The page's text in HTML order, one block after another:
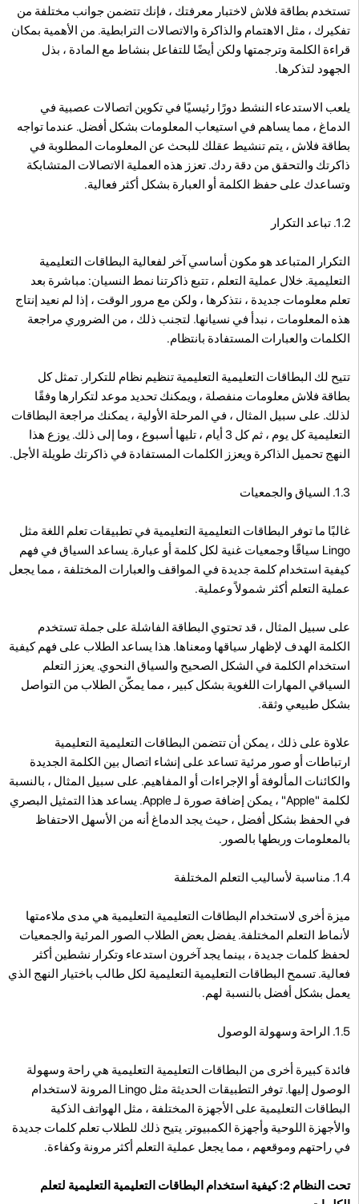
تستخدم بطاقة فلاش لاختبار معرفتك ، فإنك تتضمن جوانب مختلفة من
تفكيرك ، مثل الاهتمام والذاكرة والاتصالات الترابطية. من الأهمية بمكان
قراءة الكلمة وترجمتها ولكن أيضًا للتفاعل بنشاط مع المادة ، بذل
الجهود لتذكرها.
يلعب الاستدعاء النشط دورًا رئيسيًا في تكوين اتصالات عصبية في
الدماغ ، مما يساهم في استيعاب المعلومات بشكل أفضل. عندما تواجه
بطاقة فلاش ، يتم تنشيط عقلك للبحث عن المعلومات المطلوبة في
ذاكرتك والتحقق من دقة ردك. تعزز هذه العملية الاتصالات المتشابكة
وتساعدك على حفظ الكلمة أو العبارة بشكل أكثر فعالية.
1.2. تباعد التكرار
التكرار المتباعد هو مكون أساسي آخر لفعالية البطاقات التعليمية
التعليمية. خلال عملية التعلم ، تتبع ذاكرتنا نمط النسيان: مباشرة بعد
تعلم معلومات جديدة ، نتذكرها ، ولكن مع مرور الوقت ، إذا لم نعيد إنتاج
هذه المعلومات ، نبدأ في نسيانها. لتجنب ذلك ، من الضروري مراجعة
الكلمات والعبارات المستفادة بانتظام.
تتيح لك البطاقات التعليمية التعليمية تنظيم نظام للتكرار. تمثل كل
بطاقة فلاش معلومات منفصلة ، ويمكنك تحديد موعد لتكرارها وفقًا
لذلك. على سبيل المثال ، في المرحلة الأولية ، يمكنك مراجعة البطاقات
التعليمية كل يوم ، ثم كل 3 أيام ، تليها أسبوع ، وما إلى ذلك. يوزع هذا
النهج تحميل الذاكرة ويعزز الكلمات المستفادة في ذاكرتك طويلة الأجل.
1.3. السياق والجمعيات
غالبًا ما توفر البطاقات التعليمية التعليمية في تطبيقات تعلم اللغة مثل
Lingo سياقًا وجمعيات غنية لكل كلمة أو عبارة. يساعد السياق في فهم
كيفية استخدام كلمة جديدة في المواقف والعبارات المختلفة ، مما يجعل
عملية التعلم أكثر شمولاً وعملية.
على سبيل المثال ، قد تحتوي البطاقة الفاشلة على جملة تستخدم
الكلمة الهدف لإظهار سياقها ومعناها. هذا يساعد الطلاب على فهم كيفية
استخدام الكلمة في الشكل الصحيح والسياق النحوي. يعزز التعلم
السياقي المهارات اللغوية بشكل كبير ، مما يمكّن الطلاب من التواصل
بشكل طبيعي وثقة.
علاوة على ذلك ، يمكن أن تتضمن البطاقات التعليمية التعليمية
ارتباطات أو صور مرئية تساعد على إنشاء اتصال بين الكلمة الجديدة
والكائنات المألوفة أو الإجراءات أو المفاهيم. على سبيل المثال ، بالنسبة
لكلمة "Apple" ، يمكن إضافة صورة لـ Apple. يساعد هذا التمثيل البصري
في الحفظ بشكل أفضل ، حيث يجد الدماغ أنه من الأسهل الاحتفاظ
بالمعلومات وربطها بالصور.
1.4. مناسبة لأساليب التعلم المختلفة
ميزة أخرى لاستخدام البطاقات التعليمية التعليمية هي مدى ملاءمتها
لأنماط التعلم المختلفة. يفضل بعض الطلاب الصور المرئية والجمعيات
لحفظ كلمات جديدة ، بينما يجد آخرون استدعاء وتكرار نشطين أكثر
فعالية. تسمح البطاقات التعليمية التعليمية لكل طالب باختيار النهج الذي
يعمل بشكل أفضل بالنسبة لهم.
1.5. الراحة وسهولة الوصول
فائدة كبيرة أخرى من البطاقات التعليمية التعليمية هي راحة وسهولة
الوصول إليها. توفر التطبيقات الحديثة مثل Lingo المرونة لاستخدام
البطاقات التعليمية على الأجهزة المختلفة ، مثل الهواتف الذكية
والأجهزة اللوحية وأجهزة الكمبيوتر. يتيح ذلك للطلاب تعلم كلمات جديدة
في راحتهم وموقعهم ، مما يجعل عملية التعلم أكثر مرونة وكفاءة.
تحت النظام 2: كيفية استخدام البطاقات التعليمية التعليمية لتعلم